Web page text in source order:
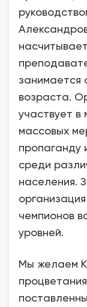
занимается
возраста.
участвует в
массовых
пропаганду
среди
населения.
чемпионов
уровней.
Мы желаем